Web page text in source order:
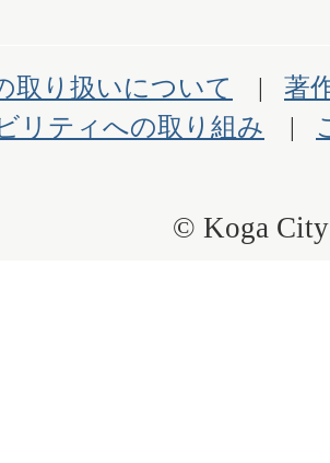
取り扱いについて
著
リティへの取り組み
© Koga City